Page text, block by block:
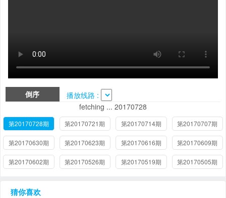
倒序
播放线路 :
fetching ... 20170728
第20170728期 第20170721期 第20170714期 第20170707期
第20170630期 第20170623期 第20170616期 第20170609期
第20170602期 第20170526期 第20170519期 第20170505期
猜你喜欢